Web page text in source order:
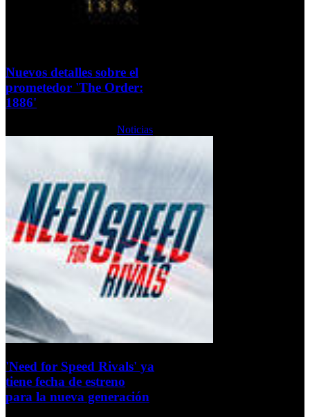
Nuevos detalles sobre el
prometedor 'The Order:
1886'
Noticias
'Need for Speed Rivals' ya
tiene fecha de estreno
para la nueva generación